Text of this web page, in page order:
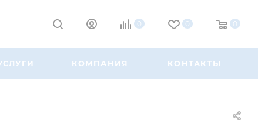
0 0 0
КОМПАНИЯ КОНТАКТЫ